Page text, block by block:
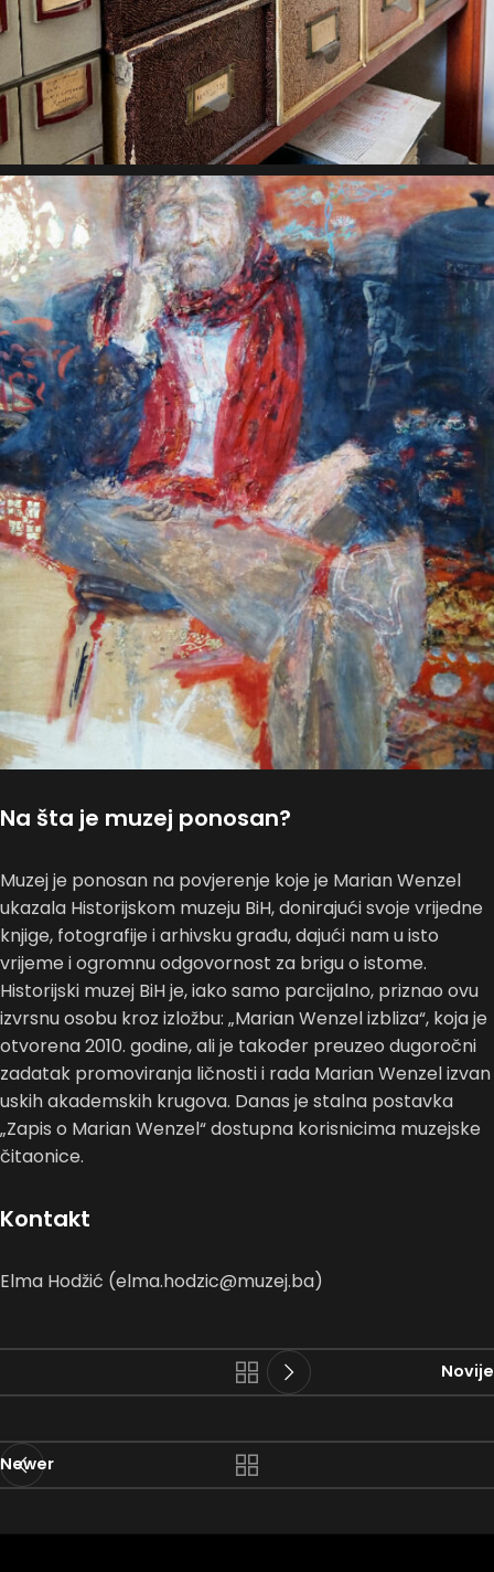
Na šta je muzej ponosan?
Muzej je ponosan na povjerenje koje je Marian Wenzel
ukazala Historijskom muzeju BiH, donirajući svoje vrijedne
knjige, fotografije i arhivsku građu, dajući nam u isto
vrijeme i ogromnu odgovornost za brigu o istome.
Historijski muzej BiH je, iako samo parcijalno, priznao ovu
izvrsnu osobu kroz izložbu: „Marian Wenzel izbliza“, koja je
otvorena 2010. godine, ali je također preuzeo dugoročni
zadatak promoviranja ličnosti i rada Marian Wenzel izvan
uskih akademskih krugova. Danas je stalna postavka
„Zapis o Marian Wenzel“ dostupna korisnicima muzejske
čitaonice.
Kontakt
Elma Hodžić (elma.hodzic@muzej.ba)
Novije
Newer